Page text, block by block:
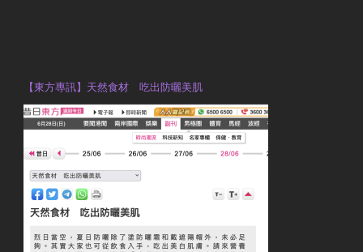
【東方專訊】天然食材 吃出防曬美肌